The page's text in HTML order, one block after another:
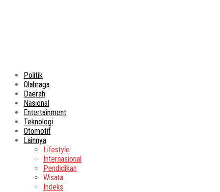
Politik
Olahraga
Daerah
Nasional
Entertainment
Teknologi
Otomotif
Lainnya
Lifestyle
Internasional
Pendidikan
Wisata
Indeks